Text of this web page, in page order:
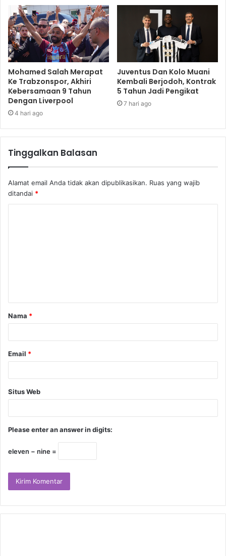
Mohamed Salah Merapat
Ke Trabzonspor, Akhiri
Kebersamaan 9 Tahun
Dengan Liverpool
4 hari ago
Juventus Dan Kolo Muani
Kembali Berjodoh, Kontrak
5 Tahun Jadi Pengikat
7 hari ago
Tinggalkan Balasan
Alamat email Anda tidak akan dipublikasikan. Ruas yang wajib
ditandai *
Nama *
Email *
Situs Web
Please enter an answer in digits:
eleven − nine =